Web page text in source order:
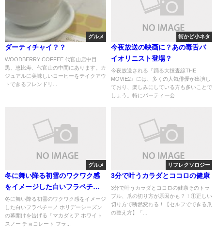
グルメ
ダーティチャイ？？
WOODBERRY COFFEE 代官山店中目
黒、恵比寿、代官山の中間にあります。カ
ジュアルに美味しいコーヒーをテイクアウ
トできるフレンドリ...
街かど小ネタ
今夜放送の映画に？あの毒舌バ
イオリニスト登場？
今夜放送される『踊る大捜査線THE
MOVIE2』には、多くの人気俳優が出演し
ており、楽しみにしている方も多いことで
しょう。特にパーティー会...
グルメ
冬に舞い降る初雪のワクワク感
をイメージした白いフラペチー
ノ 今日から発売
冬に舞い降る初雪のワクワク感をイメージ
した白いフラペチーノ ホリデーシーズン
の幕開けを告げる「マカダミア ホワイト
スノー チョコレート フラ...
リフレクソロジー
3分で叶うカラダとココロの健康
3分で叶うカラダとココロの健康 そのトラ
ブル、爪の切り方が原因かも？！ ①正しい
切り方で断然変わる！ 【セルフでできる爪
の整え方】 「...